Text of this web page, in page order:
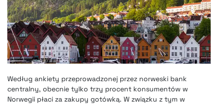
Według ankiety przeprowadzonej przez norweski bank
centralny, obecnie tylko trzy procent konsumentów w
Norwegii płaci za zakupy gotówką. W związku z tym w